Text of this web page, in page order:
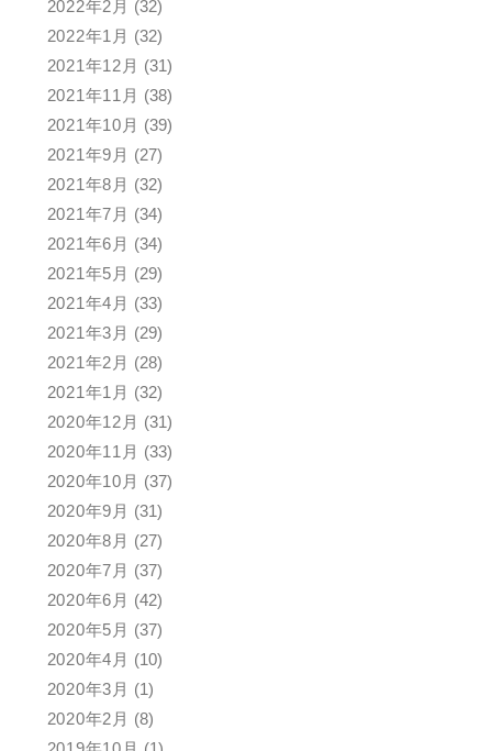
2022年2月 (32)
2022年1月 (32)
2021年12月 (31)
2021年11月 (38)
2021年10月 (39)
2021年9月 (27)
2021年8月 (32)
2021年7月 (34)
2021年6月 (34)
2021年5月 (29)
2021年4月 (33)
2021年3月 (29)
2021年2月 (28)
2021年1月 (32)
2020年12月 (31)
2020年11月 (33)
2020年10月 (37)
2020年9月 (31)
2020年8月 (27)
2020年7月 (37)
2020年6月 (42)
2020年5月 (37)
2020年4月 (10)
2020年3月 (1)
2020年2月 (8)